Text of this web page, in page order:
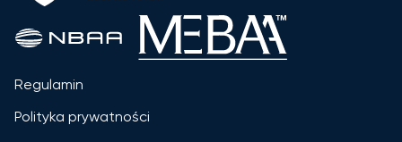
Regulamin
Polityka prywatności